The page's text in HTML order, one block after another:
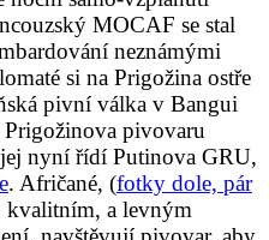
MOCAF se stal
neznámými
si na Prigožina ostře
pivní válka v Bangui
pivovaru
nyní řídí Putinova GRU,
. Afričané, (fotky dole, pár
kvalitním, a levným